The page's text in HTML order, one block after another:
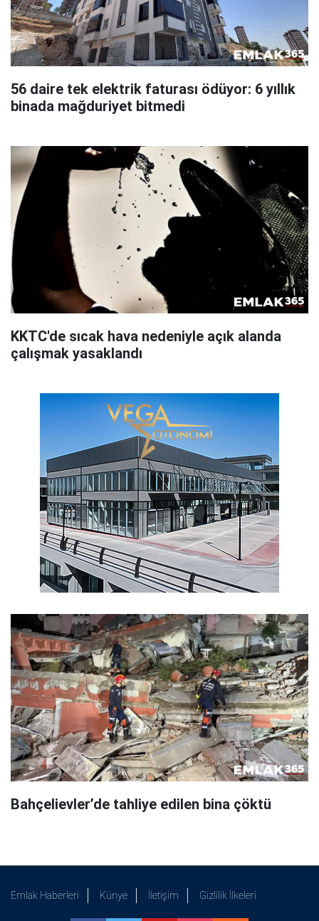
56 daire tek elektrik faturası ödüyor: 6 yıllık
binada mağduriyet bitmedi
KKTC'de sıcak hava nedeniyle açık alanda
çalışmak yasaklandı
Bahçelievler’de tahliye edilen bina çöktü
Emlak Haberleri Künye İletişim Gizlilik İlkeleri